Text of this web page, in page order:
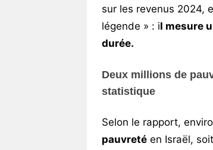
sur les revenus 2024,
légende » : il mesure
durée.
Deux millions de
statistique
Selon le rapport,
pauvretéen Israël, soit